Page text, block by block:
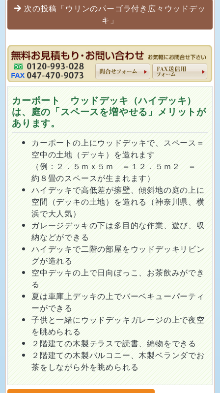
次の投稿「ウリンのパーゴラ付き広々ウッドデッ
キ」
カーポート ウッドデッキ（ハイデッキ）
は、庭の「スペースを増やせる」メリットが
あります。
カーポートの上にウッドデッキで、スペース＝
空中の土地（デッキ）を造れます
（例：２．５ｍｘ５ｍ ＝１２．５ｍ２ ＝
約８畳のスペースが生まれます）
ハイデッキで高低差が擁壁、傾斜地の庭の上に
空間（デッキの土地）を造れる（神奈川県、横
浜で大人気）
ガレージデッキの下は多目的な作業、遊び、収
納などができる
ハイデッキで二階の部屋をウッドデッキリビン
グが造れる
空中デッキの上で日向ぼっこ、お茶飲みができ
る
夏は車庫上デッキの上でバーベキューパーティ
ーができる
子供と一緒にウッドデッキガレージの上で夜空
を眺められる
２階建ての木製テラスで読書、編物をできる
２階建ての木製バルコニー、木製ベランダでお
茶をしながら外を眺められる